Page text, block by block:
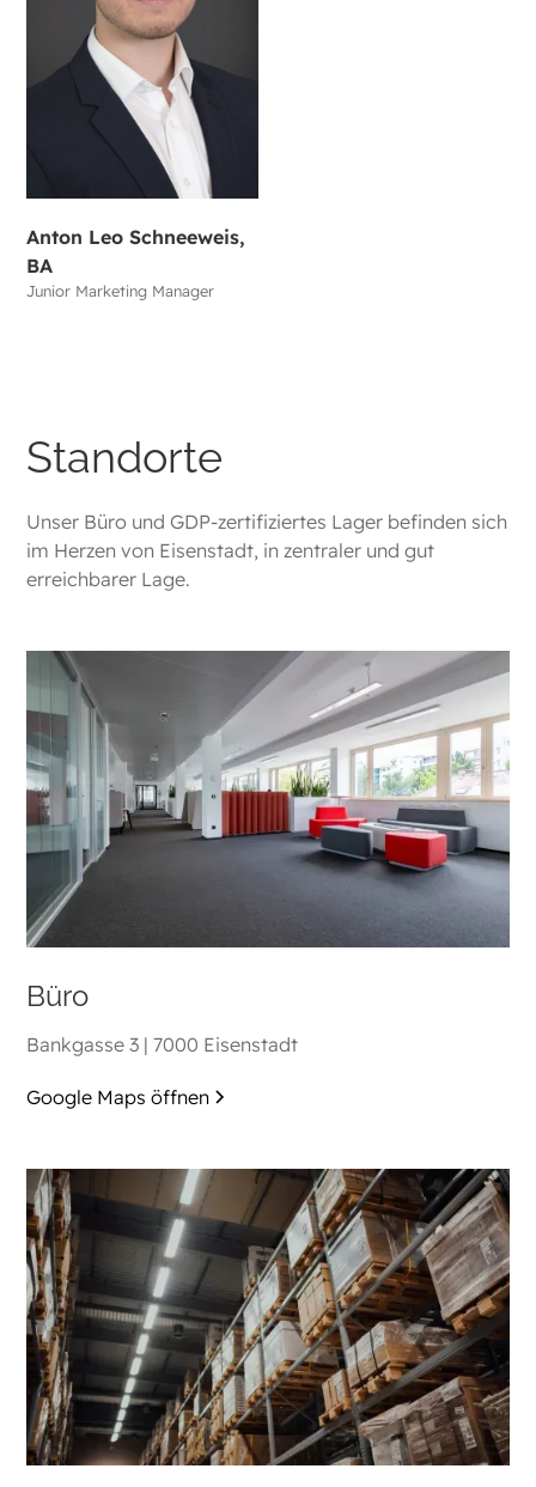
Anton Leo Schneeweis,
BA
Junior Marketing Manager
Standorte
Unser Büro und GDP-zertifiziertes Lager befinden sich
im Herzen von Eisenstadt, in zentraler und gut
erreichbarer Lage.
Büro
Bankgasse 3 | 7000 Eisenstadt
Google Maps öffnen